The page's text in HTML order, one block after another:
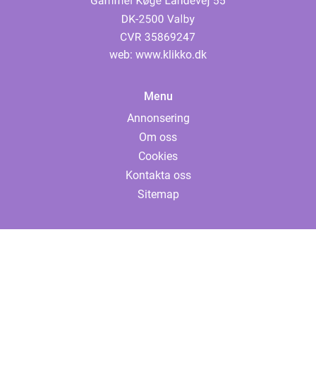
web: www.klikko.dk
Menu
Annonsering
Om oss
Cookies
Kontakta oss
Sitemap